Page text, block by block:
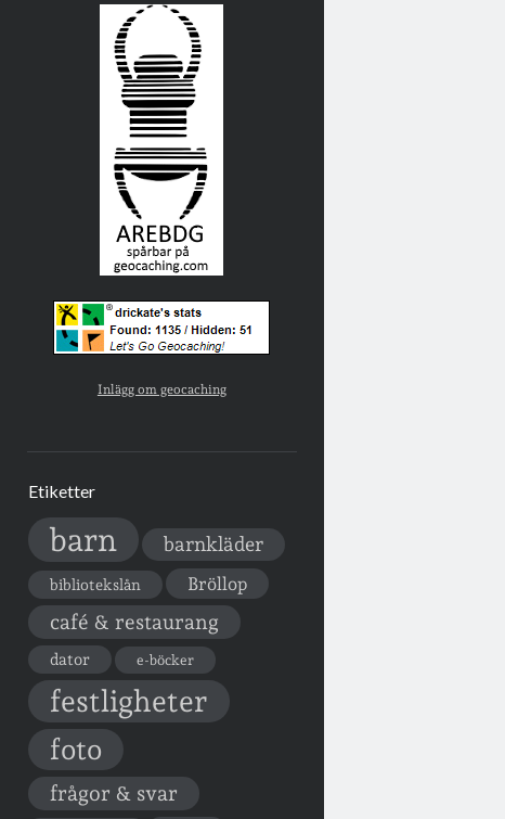
Inlägg om geocaching
Etiketter
barn barnkläder
bibliotekslån Bröllop
café & restaurang
dator e-böcker
festligheter
foto
frågor & svar